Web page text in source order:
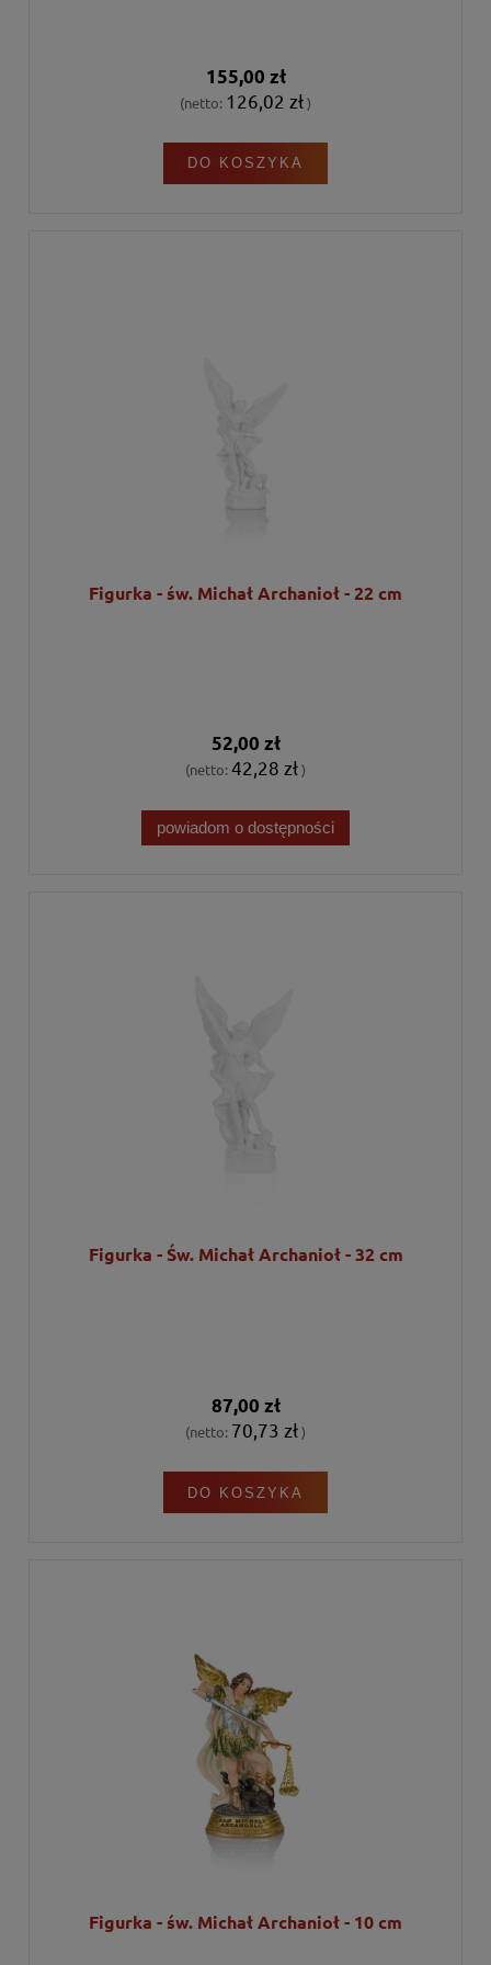
155,00 zł
(netto: 126,02 zł)
DO KOSZYKA
Figurka - św. Michał Archanioł - 22 cm
52,00 zł
(netto: 42,28 zł)
powiadom o dostępności
Figurka - Św. Michał Archanioł - 32 cm
87,00 zł
(netto: 70,73 zł)
DO KOSZYKA
Figurka - św. Michał Archanioł - 10 cm